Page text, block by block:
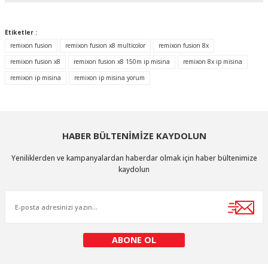
yetersiz gördüğünüz noktaları öneri formunu kullanarak tarafımıza
iletebilirsiniz.
Ürün resmi kalitesiz, bozuk veya görüntülenemiyor.
Ürün fiyatı diğer sitelerden daha pahalı.
Bu ürüne benzer farklı alternatifler olmalı.
Gönder
Etiketler :
remixon fusion
remixon fusion x8 multicolor
remixon fusion 8x
remixon fusion x8
remixon fusion x8 150m ip misina
remixon 8x ip misina
remixon ip misina
remixon ip misina yorum
HABER BÜLTENİMİZE KAYDOLUN
Yeniliklerden ve kampanyalardan haberdar olmak için haber bültenimize
kaydolun
ABONE OL